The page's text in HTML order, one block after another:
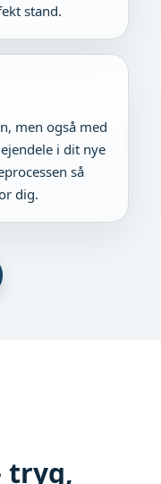
stand.
men også med
i dit nye
så
dig.
tryg,